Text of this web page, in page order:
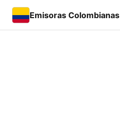
Emisoras Colombianas